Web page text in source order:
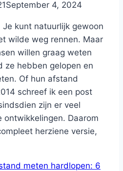
September 4, 2024
kunt natuurlijk gewoon
wilde weg rennen. Maar
willen graag weten
ze hebben gelopen en
Of hun afstand
schreef ik een post
zijn er veel
ontwikkelingen. Daarom
herziene versie,
meten hardlopen: 6